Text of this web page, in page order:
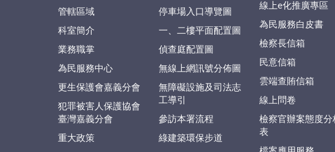
管轄區域
科室簡介
業務職掌
為民服務中心
更生保護會嘉義分會
犯罪被害人保護協會
臺灣嘉義分會
重大政策
停車場入口導覽圖
一、二樓平面配置圖
偵查庭配置圖
無線上網訊號分佈圖
無障礙設施及司法志
工導引
參訪本署流程
綠建築環保步道
線上e化推廣專區
為民服務白皮書
檢察長信箱
民意信箱
雲端查賄信箱
線上問卷
檢察官辦案態度分
表